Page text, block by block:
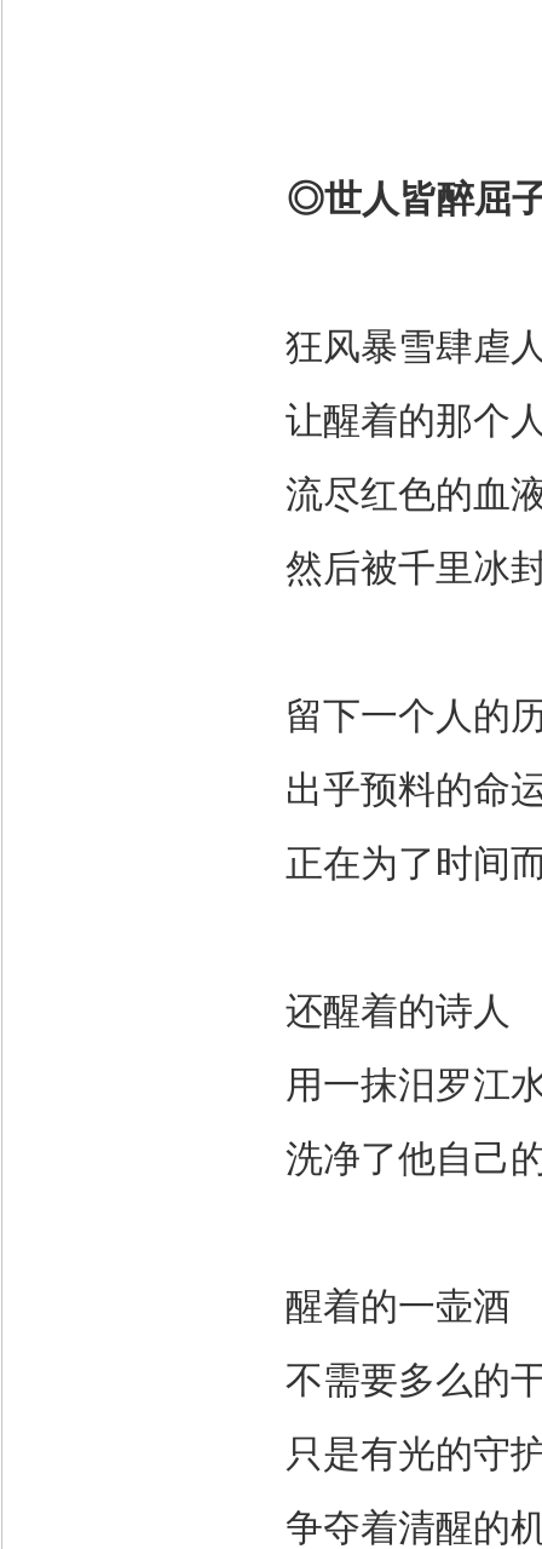
◎世人皆醉屈
狂风暴雪肆虐
让醒着的那个
流尽红色的血
然后被千里冰
留下一个人的
出乎预料的命
正在为了时间
还醒着的诗人
用一抹汨罗江
洗净了他自己
醒着的一壶酒
不需要多么的
只是有光的守
争夺着清醒的